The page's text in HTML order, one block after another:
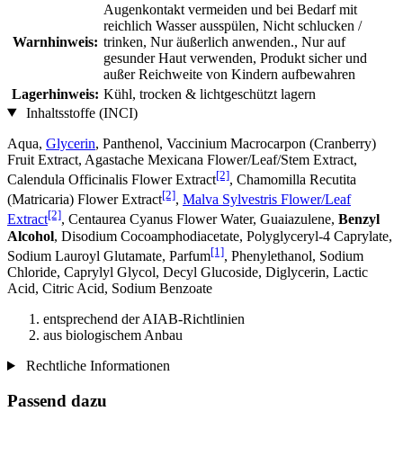
Warnhinweis:
Augenkontakt vermeiden und bei Bedarf mit
reichlich Wasser ausspülen, Nicht schlucken /
trinken, Nur äußerlich anwenden., Nur auf
gesunder Haut verwenden, Produkt sicher und
außer Reichweite von Kindern aufbewahren
Lagerhinweis: Kühl, trocken & lichtgeschützt lagern
Inhaltsstoffe (INCI)
Aqua, Glycerin, Panthenol, Vaccinium Macrocarpon (Cranberry)
Fruit Extract, Agastache Mexicana Flower/Leaf/Stem Extract,
Calendula Officinalis Flower Extract[2], Chamomilla Recutita
(Matricaria) Flower Extract[2], Malva Sylvestris Flower/Leaf
Extract[2], Centaurea Cyanus Flower Water, Guaiazulene, Benzyl
Alcohol, Disodium Cocoamphodiacetate, Polyglyceryl-4 Caprylate,
Sodium Lauroyl Glutamate, Parfum[1], Phenylethanol, Sodium
Chloride, Caprylyl Glycol, Decyl Glucoside, Diglycerin, Lactic
Acid, Citric Acid, Sodium Benzoate
entsprechend der AIAB-Richtlinien
aus biologischem Anbau
Rechtliche Informationen
Passend dazu